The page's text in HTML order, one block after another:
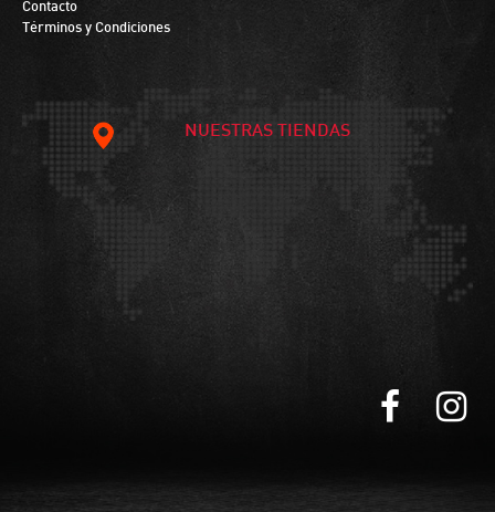
Contacto
Términos y Condiciones
NUESTRAS TIENDAS